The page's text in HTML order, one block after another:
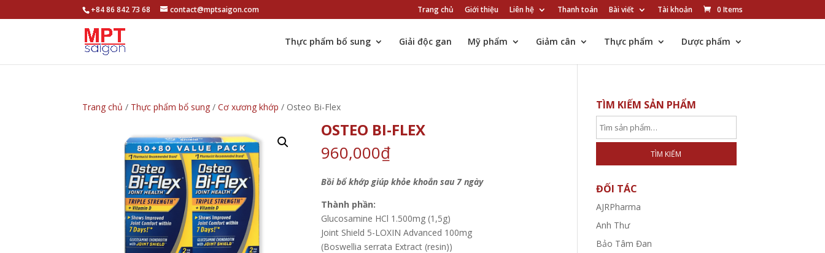
+84 86 842 73 68 contact@mptsaigon.com Trang chủ Giới thiệu Liên hệ Thanh toán Bài viết Tài khoản 0 Items
Thực phẩm bổ sung Giải độc gan Mỹ phẩm Giảm cân Thực phẩm Dược phẩm
Trang chủ / Thực phẩm bổ sung /Cơ xương khớp / Osteo Bi-Flex
OSTEO BI-FLEX
960,000₫
Bồi bổ khớp giúp khỏe khoắn sau 7 ngày
Thành phần:
Glucosamine HCl 1.500mg (1,5g)
Joint Shield 5-LOXIN Advanced 100mg
(Boswellia serrata Extract (resin))
TÌM KIẾM SẢN PHẨM
TÌM KIẾM
ĐỐI TÁC
AJRPharma
Anh Thư
Bảo Tâm Đan